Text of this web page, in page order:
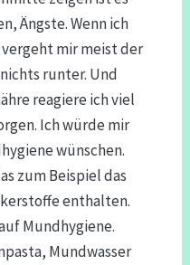
Ängste. Wenn ich
mir meist der
runter. Und
reagiere ich viel
Ich würde mir
wünschen.
zum Beispiel das
enthalten.
Mundhygiene.
Mundwasser